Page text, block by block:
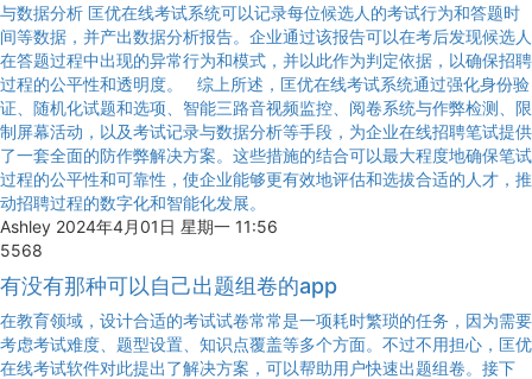
与数据分析 匡优在线考试系统可以记录每位候选人的考试行为和答题时
间等数据，并产出数据分析报告。企业通过该报告可以在考后发现候选人
在答题过程中出现的异常行为和模式，并以此作为判定依据，以确保招聘
过程的公平性和透明度。 综上所述，匡优在线考试系统通过强化身份验
证、随机化试题和选项、智能三路音视频监控、阅卷系统与作弊检测、限
制屏幕活动，以及考试记录与数据分析等手段，为企业在线招聘笔试提供
了一套全面的防作弊解决方案。这些措施的结合可以最大程度地确保笔试
过程的公平性和可靠性，使企业能够更有效地评估和选拔合适的人才，推
动招聘过程的数字化和智能化发展。
Ashley 2024年4月01日 星期一 11:56
5568
有没有那种可以自己出题组卷的app
在教育领域，设计合适的考试试卷常常是一项耗时繁琐的任务，因为需要
考虑考试难度、题型设置、知识点覆盖等多个方面。不过不用担心，匡优
在线考试软件对此提出了解决方案，可以帮助用户快速出题组卷。接下